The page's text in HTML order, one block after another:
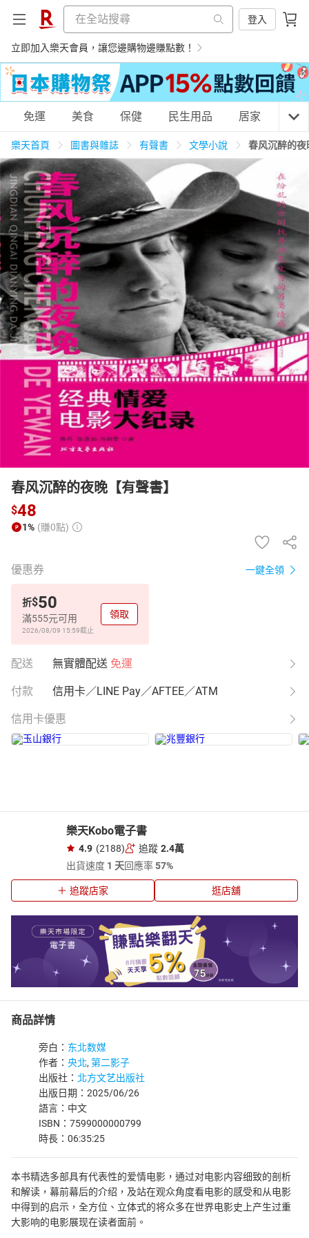
登入
立即加入樂天會員，讓您邊購物邊賺點數！
購物網分類
天天免運 美食蛋糕 養生保健 民生用品
居家生活 3C家電 運動休閒 親子玩具
女裝 化妝保養 情趣用品
日本購物 電子/紙本書
HOT
免運 美食 保健 民生用品 居家 3C
樂天首頁 圖書與雜誌 有聲書 文學小說 春风沉醉的
春风沉醉的夜晚【有聲書】
$48
1% (賺0點)
優惠券 一鍵全領
折$50
滿555元可用
2026/08/09 15:59截止
領取
配送 無實體配送 免運
付款 信用卡／LINE Pay／AFTEE／ATM
信用卡優惠
樂天Kobo電子書
4.9 (2188) 追蹤 2.4萬
出貨速度 1 天回應率57%
追蹤店家 逛店舖
商品詳情
旁白： 东北数媒
作者： 央北, 第二影子
出版社： 北方文艺出版社
出版日期：2025/06/26
語言：中文
ISBN：7599000000799
時長：06:35:25
本书精选多部具有代表性的爱情电影，通过对电影内容细致的剖析
和解读，幕前幕后的介绍，及站在观众角度看电影的感受和从电影
中得到的启示，全方位、立体式的将众多在世界电影史上产生过重
大影响的电影展现在读者面前。